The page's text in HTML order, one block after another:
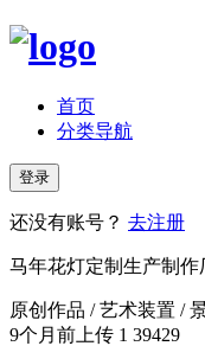
首页
分类导航
登录
还没有账号？ 去注册
马年花灯定制生产制作
原创作品 / 艺术装置 /
9个月前上传 1 39429